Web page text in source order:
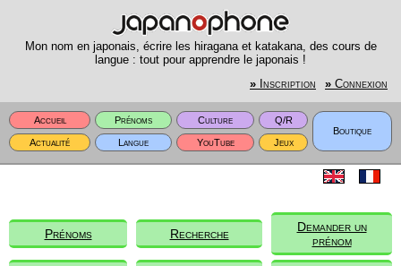
Mon nom en japonais, écrire les hiragana et katakana, des cours de
langue : tout pour apprendre le japonais !
» Inscription » Connexion
Accueil Prénoms Culture
Q/R
Boutique
Actualité
Langue YouTube Jeux
Prénoms Recherche
Demander un
prénom